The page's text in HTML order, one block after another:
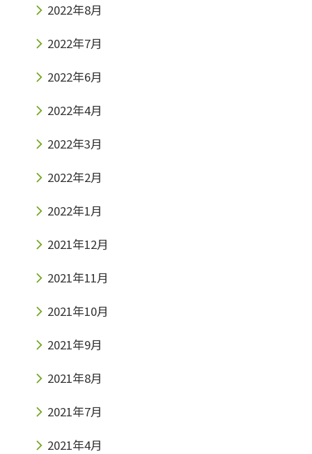
2022年8月
2022年7月
2022年6月
2022年4月
2022年3月
2022年2月
2022年1月
2021年12月
2021年11月
2021年10月
2021年9月
2021年8月
2021年7月
2021年4月